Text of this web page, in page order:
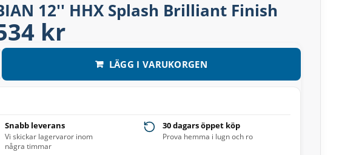
12'' HHX Splash Brilliant Finish
kr
LÄGG I VARUKORGEN
Snabb leverans
Vi skickar lagervaror inom
några timmar
30 dagars öppet köp
Prova hemma i lugn och ro